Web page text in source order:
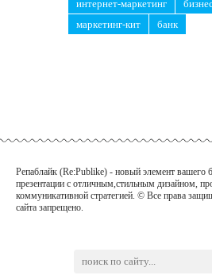
интернет-маркетинг
маркетинг-кит
банк
Репаблайк (Re:Publike) - новый элемент вашего
презентации с отличным,стильным дизайном,
коммуникативной стратегией. © Все права
сайта запрещено.